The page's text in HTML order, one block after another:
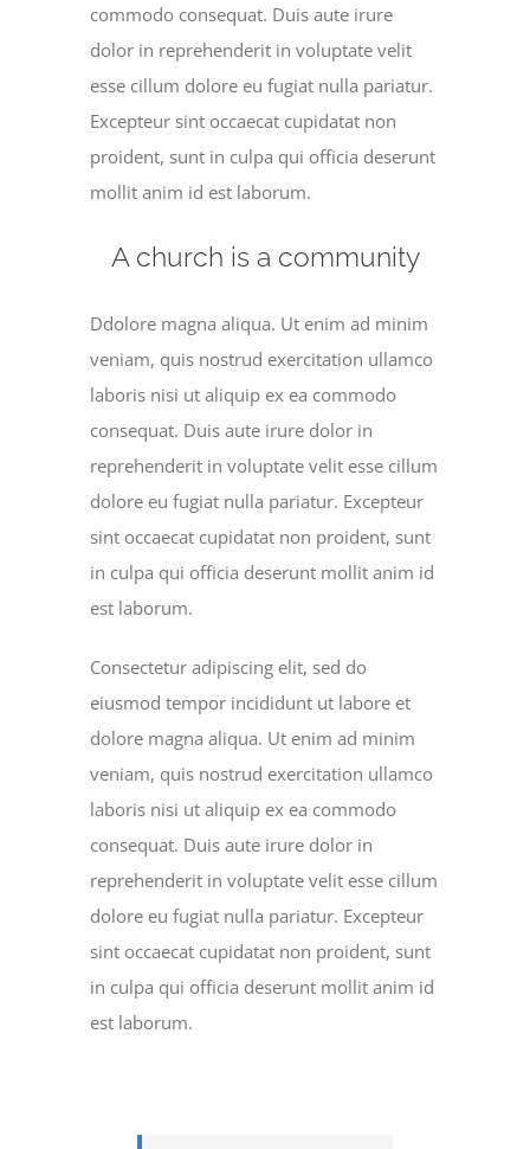
commodo consequat. Duis aute irure
dolor in reprehenderit in voluptate velit
esse cillum dolore eu fugiat nulla pariatur.
Excepteur sint occaecat cupidatat non
proident, sunt in culpa qui officia deserunt
mollit anim id est laborum.
A church is a community
Ddolore magna aliqua. Ut enim ad minim
veniam, quis nostrud exercitation ullamco
laboris nisi ut aliquip ex ea commodo
consequat. Duis aute irure dolor in
reprehenderit in voluptate velit esse cillum
dolore eu fugiat nulla pariatur. Excepteur
sint occaecat cupidatat non proident, sunt
in culpa qui officia deserunt mollit anim id
est laborum.
Consectetur adipiscing elit, sed do
eiusmod tempor incididunt ut labore et
dolore magna aliqua. Ut enim ad minim
veniam, quis nostrud exercitation ullamco
laboris nisi ut aliquip ex ea commodo
consequat. Duis aute irure dolor in
reprehenderit in voluptate velit esse cillum
dolore eu fugiat nulla pariatur. Excepteur
sint occaecat cupidatat non proident, sunt
in culpa qui officia deserunt mollit anim id
est laborum.